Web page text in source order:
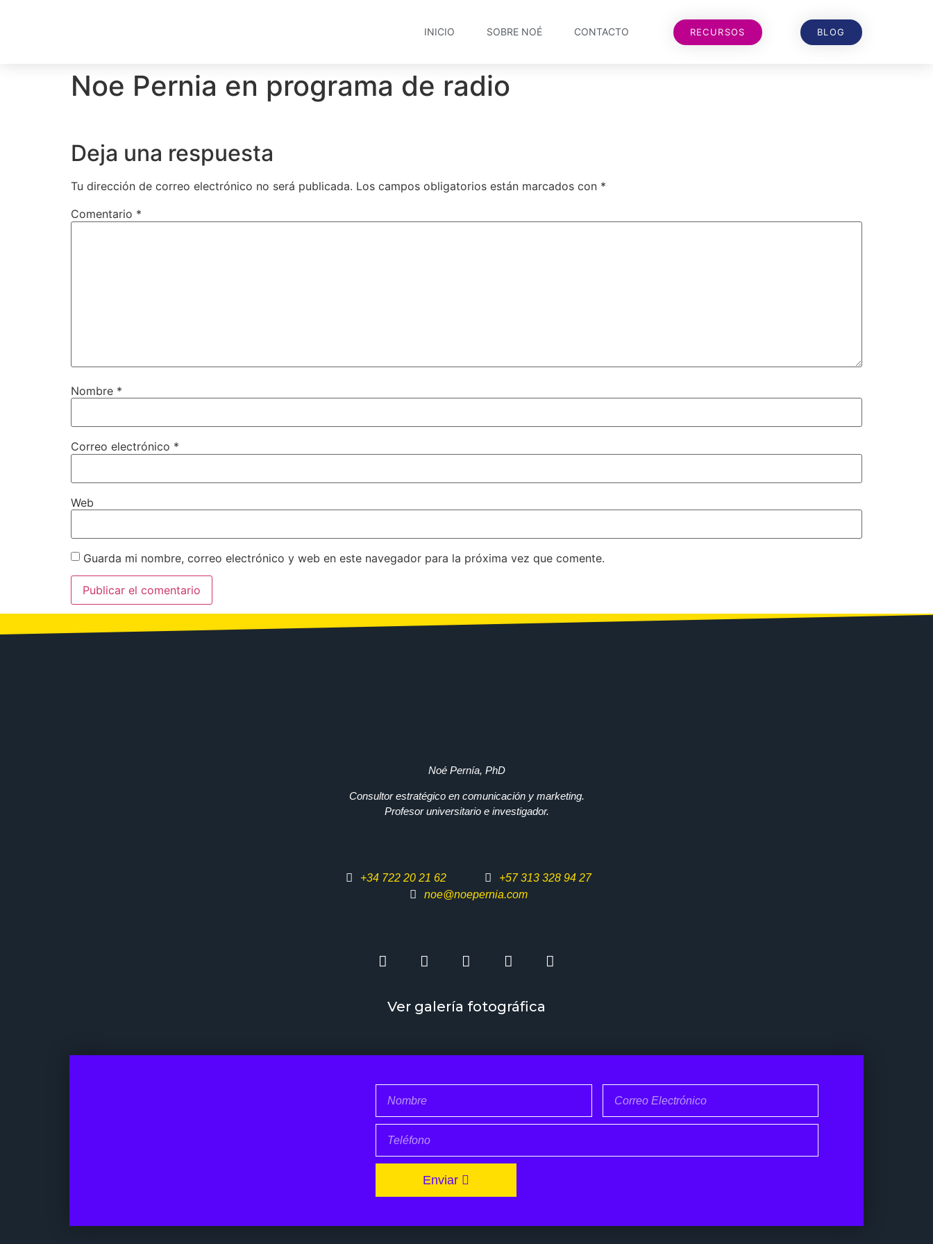
INICIO SOBRE NOÉ CONTACTO RECURSOS BLOG
Noe Pernia en programa de radio
Deja una respuesta
Tu dirección de correo electrónico no será publicada. Los campos obligatorios están marcados con *
Comentario *
Nombre *
Correo electrónico *
Web
Guarda mi nombre, correo electrónico y web en este navegador para la próxima vez que comente.
Noé Pernía, PhD
Consultor estratégico en comunicación y marketing.
Profesor universitario e investigador.
+34 722 20 21 62
+57 313 328 94 27
noe@noepernia.com
Ver galería fotográfica
Enviar